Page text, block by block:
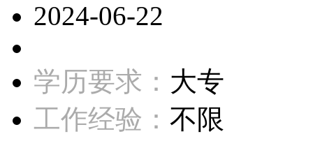
2024-06-22
学历要求： 大专
工作经验： 不限